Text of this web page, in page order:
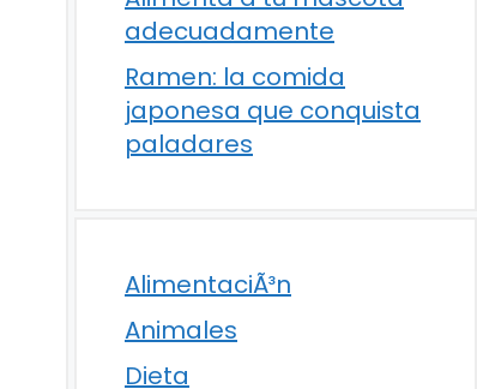
adecuadamente
Ramen: la comida
japonesa que conquista
paladares
AlimentaciÃ³n
Animales
Dieta